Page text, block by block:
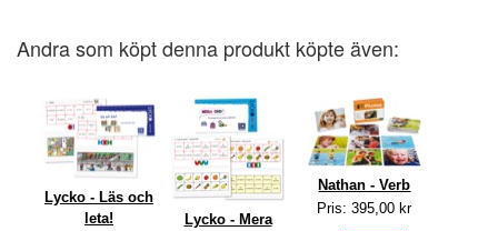
Andra som köpt denna produkt köpte även:
Lycko - Läs och
leta!
Lycko - Mera
Nathan - Verb
Pris: 395,00 kr